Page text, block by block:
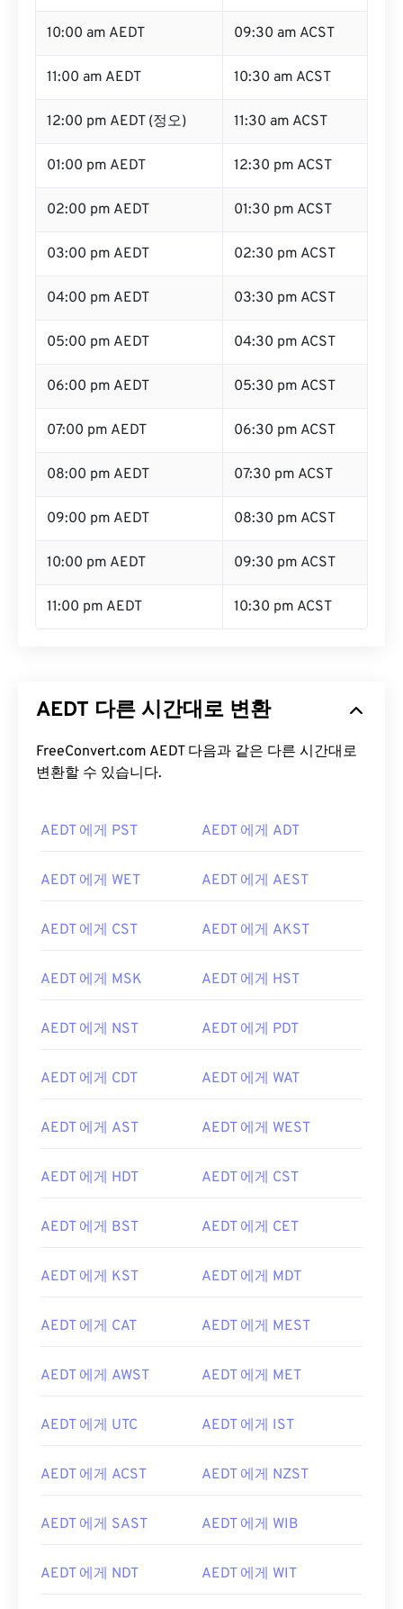
10:00 am AEDT 09:30 am ACST
11:00 am AEDT 10:30 am ACST
12:00 pm AEDT (정오) 11:30 am ACST
01:00 pm AEDT 12:30 pm ACST
02:00 pm AEDT 01:30 pm ACST
03:00 pm AEDT 02:30 pm ACST
04:00 pm AEDT 03:30 pm ACST
05:00 pm AEDT 04:30 pm ACST
06:00 pm AEDT 05:30 pm ACST
07:00 pm AEDT 06:30 pm ACST
08:00 pm AEDT 07:30 pm ACST
09:00 pm AEDT 08:30 pm ACST
10:00 pm AEDT 09:30 pm ACST
11:00 pm AEDT 10:30 pm ACST
AEDT 다른 시간대로 변환
FreeConvert.com AEDT 다음과 같은 다른 시간대로
변환할 수 있습니다.
AEDT 에게 PST AEDT 에게 ADT
AEDT 에게 WET AEDT 에게 AEST
AEDT 에게 CST AEDT 에게 AKST
AEDT 에게 MSK AEDT 에게 HST
AEDT 에게 NST AEDT 에게 PDT
AEDT 에게 CDT AEDT 에게 WAT
AEDT 에게 AST AEDT 에게 WEST
AEDT 에게 HDT AEDT 에게 CST
AEDT 에게 BST AEDT 에게 CET
AEDT 에게 KST AEDT 에게 MDT
AEDT 에게 CAT AEDT 에게 MEST
AEDT 에게 AWST AEDT 에게 MET
AEDT 에게 UTC AEDT 에게 IST
AEDT 에게 ACST AEDT 에게 NZST
AEDT 에게 SAST AEDT 에게 WIB
AEDT 에게 NDT AEDT 에게 WIT